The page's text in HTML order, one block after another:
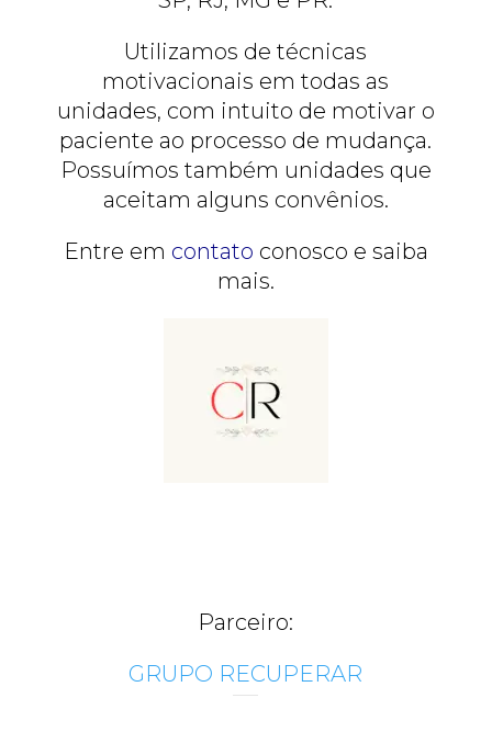
Utilizamos de técnicas
motivacionais em todas as
unidades, com intuito de motivar o
paciente ao processo de mudança.
Possuímos também unidades que
aceitam alguns convênios.
Entre em contato conosco e saiba
mais.
Parceiro:
GRUPO RECUPERAR